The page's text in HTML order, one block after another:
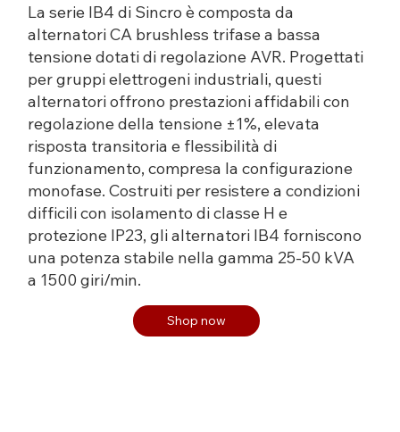
La serie IB4 di Sincro è composta da
alternatori CA brushless trifase a bassa
tensione dotati di regolazione AVR. Progettati
per gruppi elettrogeni industriali, questi
alternatori offrono prestazioni affidabili con
regolazione della tensione ±1%, elevata
risposta transitoria e flessibilità di
funzionamento, compresa la configurazione
monofase. Costruiti per resistere a condizioni
difficili con isolamento di classe H e
protezione IP23, gli alternatori IB4 forniscono
una potenza stabile nella gamma 25-50 kVA
a 1500 giri/min.
Shop now